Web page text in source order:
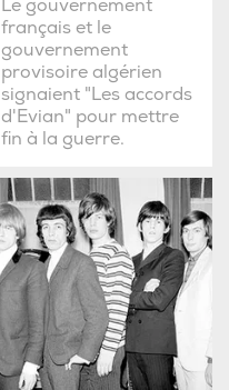
Le gouvernement
français et le
gouvernement
provisoire algérien
signaient "Les accords
d'Evian" pour mettre
fin à la guerre.